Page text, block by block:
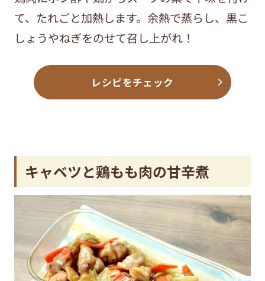
て、たれごと加熱します。余熱で蒸らし、黒こ
しょうやねぎをのせて召し上がれ！
レシピをチェック
キャベツと鶏もも肉の甘辛煮